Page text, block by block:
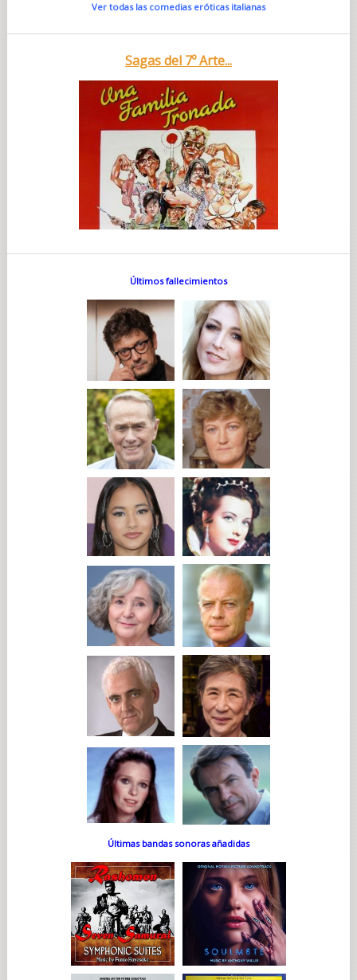
Ver todas las comedias eróticas italianas
Sagas del 7º Arte...
Últimos fallecimientos
Últimas bandas sonoras añadidas